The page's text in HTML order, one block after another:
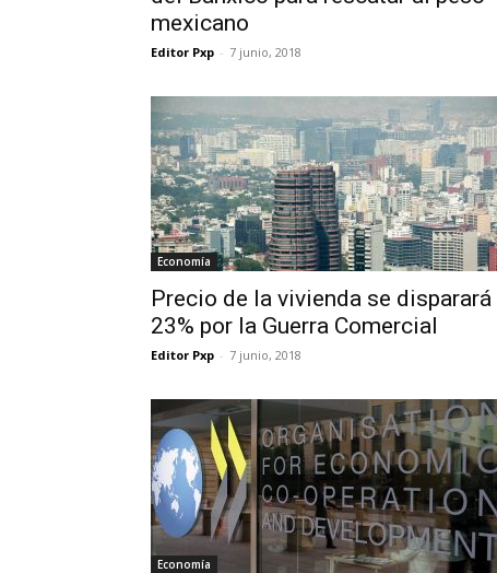
mexicano
Editor Pxp - 7 junio, 2018
Economía
Precio de la vivienda se disparará
23% por la Guerra Comercial
Editor Pxp - 7 junio, 2018
Economía